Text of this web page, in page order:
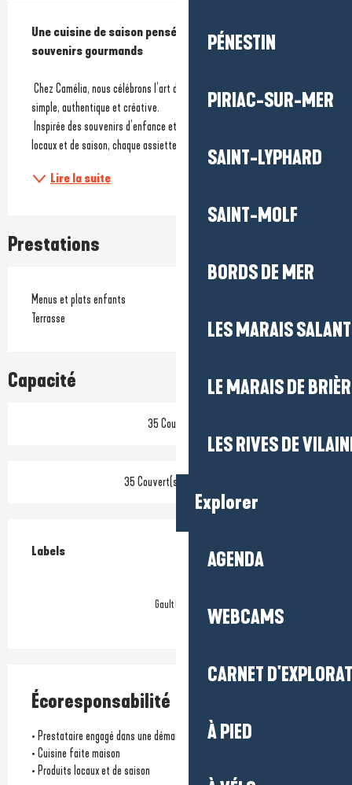
PÉNESTIN
PIRIAC-SUR-MER
SAINT-LYPHARD
SAINT-MOLF
BORDS DE MER
LES MARAIS
LE MARAIS DE
LES RIVES DE
Explorer
AGENDA
WEBCAMS
CARNET
À PIED
Description
Une cuisine de saison pensée pour éveiller vos
souvenirs gourmands
simple, authentique et créative.
locaux et de saison, chaque assiette raconte une histoire...
Lire la suite
Prestations
Menus et plats enfants
Terrasse
Capacité
35 Couvert(s)
35 Couvert(s) en terrasse
Offres de prestations
Labels
Labels
Gault Millau
Écoresponsabilité
• Prestataire engagé dans une démarche environnementale
• Cuisine faite maison
• Produits locaux et de saison